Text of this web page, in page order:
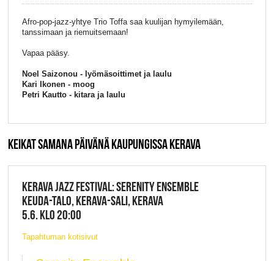
Afro-pop-jazz-yhtye Trio Toffa saa kuulijan hymyilemään,
tanssimaan ja riemuitsemaan!
Vapaa pääsy.
Noel Saizonou - lyömäsoittimet ja laulu
Kari Ikonen - moog
Petri Kautto - kitara ja laulu
KEIKAT SAMANA PÄIVÄNÄ KAUPUNGISSA KERAVA
KERAVA JAZZ FESTIVAL: SERENITY ENSEMBLE
KEUDA-TALO, KERAVA-SALI, KERAVA
5.6. KLO 20:00
Tapahtuman kotisivut